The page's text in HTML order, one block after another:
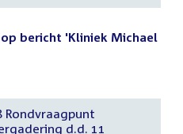
bericht 'Kliniek Michael
Rondvraagpunt
d.d. 11